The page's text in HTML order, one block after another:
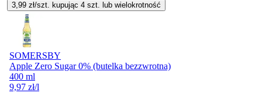
3,99 zł/szt. kupując 4 szt. lub wielokrotność
SOMERSBY
Apple Zero Sugar 0% (butelka bezzwrotna)
400 ml
9,97 zł/l